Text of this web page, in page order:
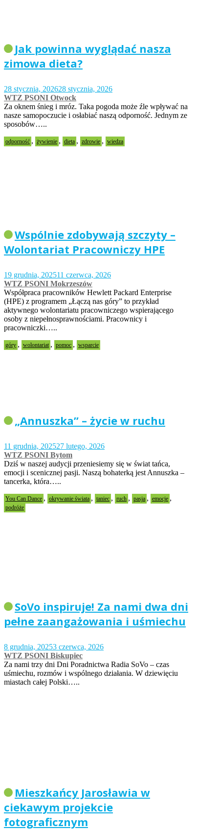
Jak powinna wyglądać nasza
zimowa dieta?
28 stycznia, 202628 stycznia, 2026
WTZ PSONI Otwock
Za oknem śnieg i mróz. Taka pogoda może źle wpływać na
nasze samopoczucie i osłabiać naszą odporność. Jednym ze
sposobów…..
odporność , żywienie , dieta , zdrowie , wiedza
Wspólnie zdobywają szczyty –
Wolontariat Pracowniczy HPE
19 grudnia, 202511 czerwca, 2026
WTZ PSONI Mokrzeszów
Współpraca pracowników Hewlett Packard Enterprise
(HPE) z programem „Łączą nas góry” to przykład
aktywnego wolontariatu pracowniczego wspierającego
osoby z niepełnosprawnościami. Pracownicy i
pracowniczki…..
góry , wolontariat , pomoc , wsparcie
„Annuszka” – życie w ruchu
11 grudnia, 202527 lutego, 2026
WTZ PSONI Bytom
Dziś w naszej audycji przeniesiemy się w świat tańca,
emocji i scenicznej pasji. Naszą bohaterką jest Annuszka –
tancerka, która…..
You Can Dance , okrywanie świata , taniec , ruch , pasja , emocje ,
podróże
SoVo inspiruje! Za nami dwa dni
pełne zaangażowania i uśmiechu
8 grudnia, 20253 czerwca, 2026
WTZ PSONI Biskupiec
Za nami trzy dni Dni Poradnictwa Radia SoVo – czas
uśmiechu, rozmów i wspólnego działania. W dziewięciu
miastach całej Polski…..
Mieszkańcy Jarosławia w
ciekawym projekcie
fotograficznym